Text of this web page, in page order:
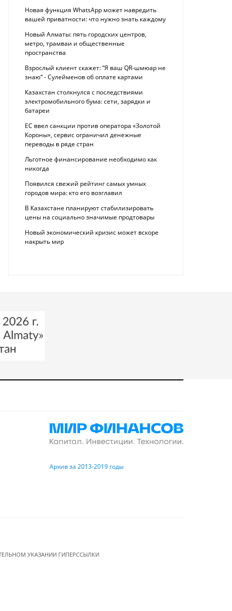
Новая функция WhatsApp может навредить
вашей приватности: что нужно знать каждому
Новый Алматы: пять городских центров,
метро, трамваи и общественные
пространства
Взрослый клиент скажет: “Я ваш QR-шмюар не
знаю“ - Сулейменов об оплате картами
Казахстан столкнулся с последствиями
электромобильного бума: сети, зарядки и
батареи
ЕС ввел санкции против оператора «Золотой
Короны», сервис ограничил денежные
переводы в ряде стран
Льготное финансирование необходимо как
никогда
Появился свежий рейтинг самых умных
городов мира: кто его возглавил
В Казахстане планируют стабилизировать
цены на социально значимые продтовары
Новый экономический кризис может вскоре
накрыть мир
Архив за 2013-2019 годы
УКАЗАНИИ ГИПЕРССЫЛКИ